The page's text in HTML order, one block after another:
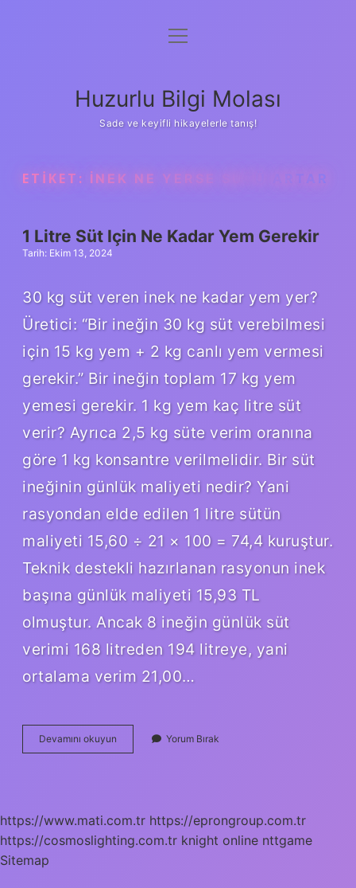
Anasayfa
Yasal Uyarı
menüyü
Huzurlu Bilgi Molası
Sade ve keyifli hikayelerle tanış!
ETIKET: İNEK NE YERSE SÜTÜ ARTAR
1 Litre Süt Için Ne Kadar Yem Gerekir
Tarih: Ekim 13, 2024
30 kg süt veren inek ne kadar yem yer?
Üretici: “Bir ineğin 30 kg süt verebilmesi
için 15 kg yem + 2 kg canlı yem vermesi
gerekir.” Bir ineğin toplam 17 kg yem
yemesi gerekir. 1 kg yem kaç litre süt
verir? Ayrıca 2,5 kg süte verim oranına
göre 1 kg konsantre verilmelidir. Bir süt
ineğinin günlük maliyeti nedir? Yani
rasyondan elde edilen 1 litre sütün
maliyeti 15,60 ÷ 21 × 100 = 74,4 kuruştur.
Teknik destekli hazırlanan rasyonun inek
başına günlük maliyeti 15,93 TL
olmuştur. Ancak 8 ineğin günlük süt
verimi 168 litreden 194 litreye, yani
ortalama verim 21,00…
Devamını okuyun
Litre
Yem
Gerekir
Yorum Bırak
https://www.mati.com.tr https://eprongroup.com.tr
https://cosmoslighting.com.tr knight online nttgame
Sitemap